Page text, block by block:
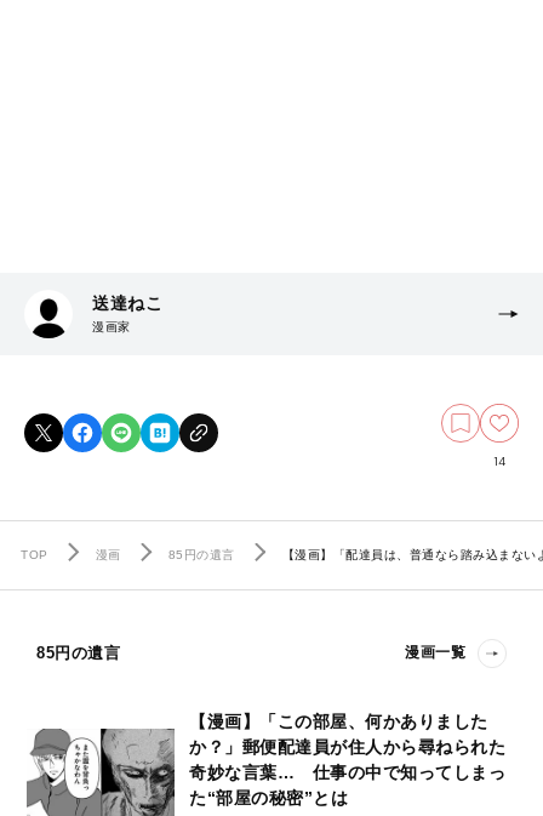
送達ねこ
漫画家
14
TOP 漫画 85円の遺言 【漫画】「配達員は、普通なら踏み込まな
85円の遺言 漫画一覧
【漫画】「この部屋、何かありました
か？」郵便配達員が住人から尋ねられた
奇妙な言葉… 仕事の中で知ってしまっ
た“部屋の秘密”とは